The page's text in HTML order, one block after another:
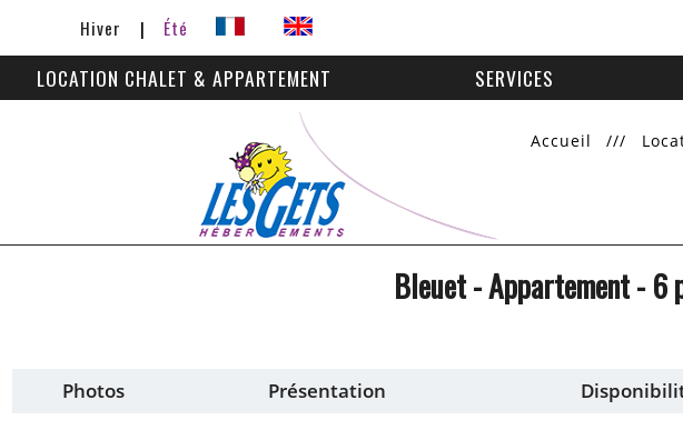
Hiver Été
LOCATION CHALET & APPARTEMENT SERVICES
Accueil ///
Bleuet- Appartement- 6
Photos Présentation